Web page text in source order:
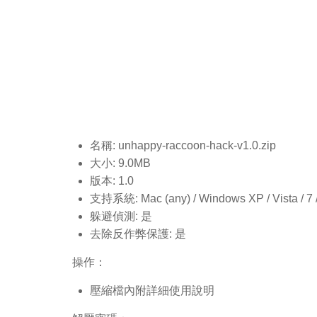
名稱: unhappy-raccoon-hack-v1.0.zip
大小: 9.0MB
版本: 1.0
支持系統: Mac (any) / Windows XP / Vista / 7
躲避偵測: 是
去除反作弊保護: 是
操作：
壓縮檔內附詳細使用說明